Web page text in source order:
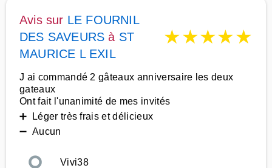
Avis sur LE FOURNIL
DES SAVEURS à ST
MAURICE L EXIL
★★★★★
J ai commandé 2 gâteaux anniversaire les deux
gateaux
Ont fait l'unanimité de mes invités
➕ Léger très frais et délicieux
➖ Aucun
Vivi38